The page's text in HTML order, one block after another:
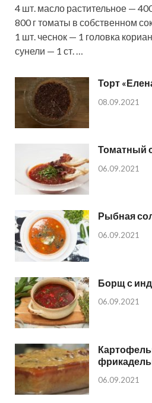
4 шт. масло растительное —
800 г томаты в собственном
1 шт. чеснок — 1 головка
сунели — 1 ст. …
Торт
08.09.2021
Томатный
06.09.2021
Рыбная
06.09.2021
Борщ с
06.09.2021
06.09.2021